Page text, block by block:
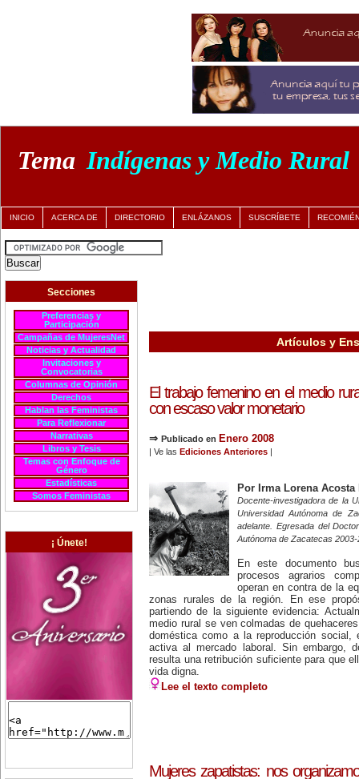
Tema Indígenas y Medio Rural
INICIO ACERCA DE DIRECTORIO ENLÁZANOS SUSCRÍBETE
Secciones
Preferencias y
Participación
Campañas de MujeresNet
Noticias y Actualidad
Invitaciones y
Convocatorias
Columnas de Opinión
Derechos
Hablan las Feministas
Para Reflexionar
Narrativas
Libros y Tesis
Temas con Enfoque de
Género
Estadísticas
Somos Feministas
¡ Únete!
Artículos y
El trabajo femenino en el medio
con escaso valor monetario
⇒ Publicado en Enero 2008
| Ve las Ediciones Anteriores |
Por Irma Lorena Acosta
Docente-investigadora de la
Universidad Autónoma de
adelante. Egresada del
Autónoma de Zacatecas 2003-
En este documento
procesos agrarios
operan en contra de la
zonas rurales de la región. En ese
partiendo de la siguiente evidencia:
medio rural se ven colmadas de
doméstica como a la reproducción
activa al mercado laboral. Sin embargo,
resulta una retribución suficiente para que
vida digna.
Lee el texto completo
Mujeres zapatistas: nos